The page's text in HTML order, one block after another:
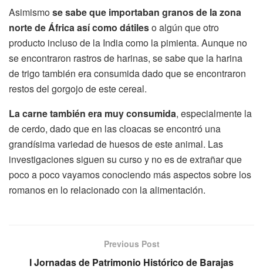
Asimismose sabe que importaban granos de la zona
norte de África así como dátileso algún que otro
producto incluso de la India como la pimienta. Aunque no
se encontraron rastros de harinas, se sabe que la harina
de trigo también era consumida dado que se encontraron
restos del gorgojo de este cereal.
La carne también era muy consumida, especialmente la
de cerdo, dado que en las cloacas se encontró una
grandísima variedad de huesos de este animal. Las
investigaciones siguen su curso y no es de extrañar que
poco a poco vayamos conociendo más aspectos sobre los
romanos en lo relacionado con la alimentación.
Previous Post
I Jornadas de Patrimonio Histórico de Barajas